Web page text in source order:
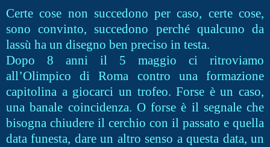
Certe cose non succedono per caso, certe cose,
sono convinto, succedono perché qualcuno da
lassù ha un disegno ben preciso in testa.
Dopo 8 anni il 5 maggio ci ritroviamo
all’Olimpico di Roma contro una formazione
capitolina a giocarci un trofeo. Forse è un caso,
una banale coincidenza. O forse è il segnale che
bisogna chiudere il cerchio con il passato e quella
data funesta, dare un altro senso a questa data, un